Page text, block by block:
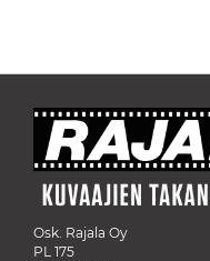
Osk. Rajala Oy
PL 175